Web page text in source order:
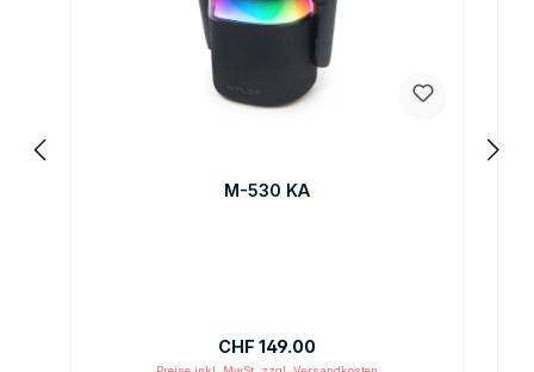
M-530 KA
Regulärer Preis:
CHF 149.00